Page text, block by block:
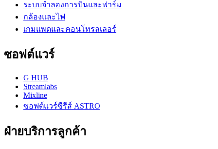
ระบบจำลองการบินและฟาร์ม
กล้องและไฟ
เกมแพดและคอนโทรลเลอร์
ซอฟต์แวร์
G HUB
Streamlabs
Mixline
ซอฟต์แวร์ซีรีส์ ASTRO
ฝ่ายบริการลูกค้า